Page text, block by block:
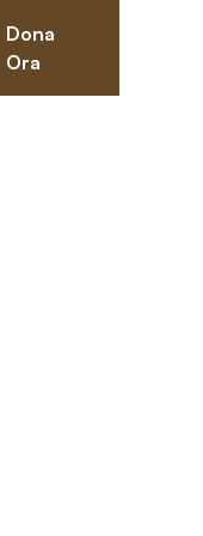
Dona
Ora